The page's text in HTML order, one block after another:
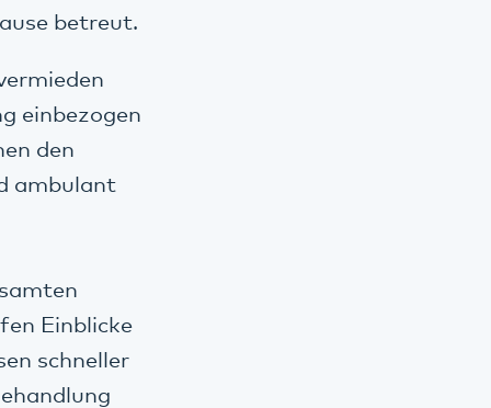
betreut.
einbezogen
den
ambulant
Einblicke
schneller